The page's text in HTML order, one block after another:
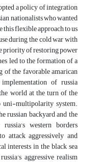
a policy of integration
nationalists who wanted
flexible approach to us
during the cold war with
priority of restoring power
led to the formation of a
of the favorable amarican
of russia
world at the turn of the
uni-multipolarity system.
russian backyard and the
western borders
attack aggressively and
interests in the black sea
aggressive realism